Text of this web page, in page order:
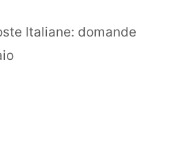
Italiane: domande